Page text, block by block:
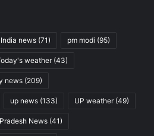
India news (71) pm modi (95)
weather(43)
news (209)
up news (133) UP weather(49)
News (41)